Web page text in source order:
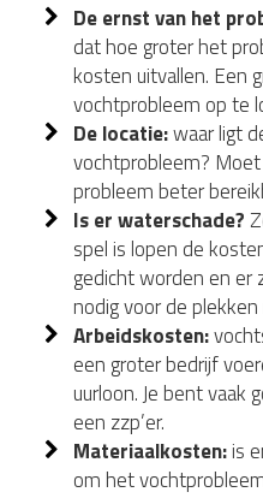
De ernst van het
dat hoe groter het
kosten uitvallen. Een
vochtprobleem op te
De locatie:waar ligt
vochtprobleem?
probleem beter
Is er waterschade?
spel is lopen de
gedicht worden en er
nodig voor de
Arbeidskosten:
een groter bedrijf
uurloon. Je bent vaak
een zzp’er.
Materiaalkosten:is
om het